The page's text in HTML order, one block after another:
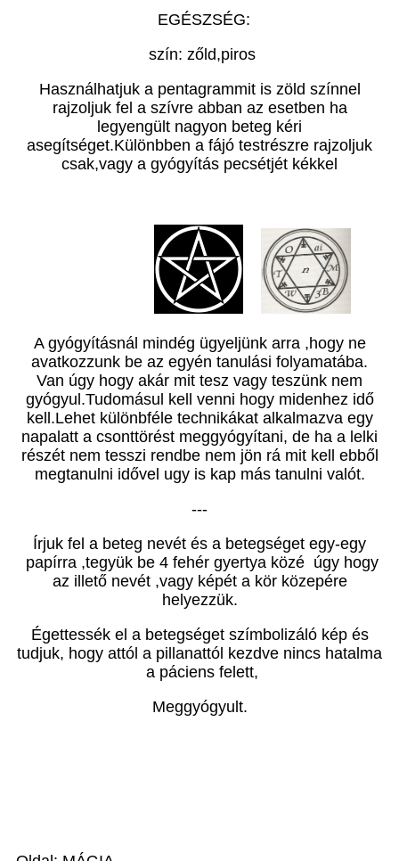
EGÉSZSÉG:
szín: zőld,piros
Használhatjuk a pentagrammit is zöld színnel
rajzoljuk fel a szívre abban az esetben ha
legyengült nagyon beteg kéri
asegítséget.Különbben a fájó testrészre rajzoljuk
csak,vagy a gyógyítás pecsétjét kékkel
A gyógyításnál mindég ügyeljünk arra ,hogy ne
avatkozzunk be az egyén tanulási folyamatába.
Van úgy hogy akár mit tesz vagy teszünk nem
gyógyul.Tudomásul kell venni hogy midenhez idő
kell.Lehet különbféle technikákat alkalmazva egy
napalatt a csonttörést meggyógyítani, de ha a lelki
részét nem tesszi rendbe nem jön rá mit kell ebből
megtanulni idővel ugy is kap más tanulni valót.
---
Írjuk fel a beteg nevét és a betegséget egy-egy
papírra ,tegyük be 4 fehér gyertya közé úgy hogy
az illető nevét ,vagy képét a kör közepére
helyezzük.
Égettessék el a betegséget szímbolizáló kép és
tudjuk, hogy attól a pillanattól kezdve nincs hatalma
a páciens felett,
Meggyógyult.